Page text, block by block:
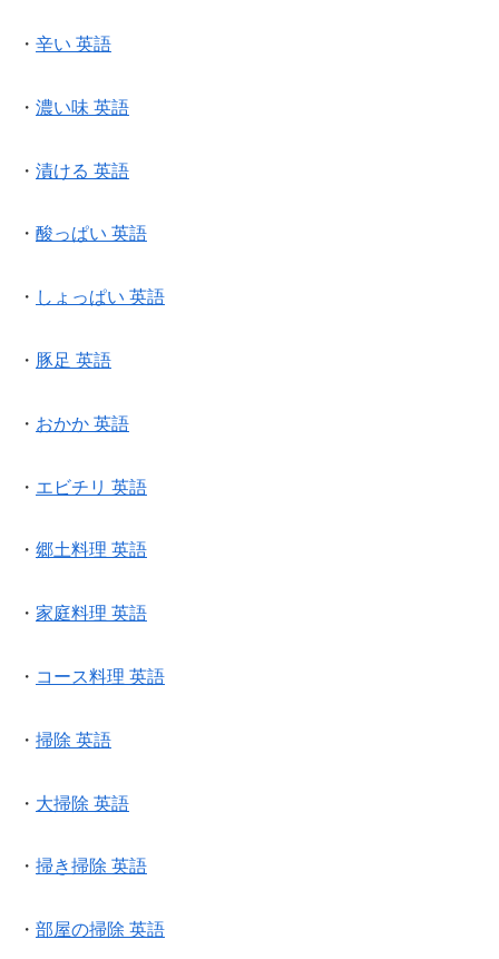
・ 辛い 英語
・ 濃い味 英語
・ 漬ける 英語
・ 酸っぱい 英語
・ しょっぱい 英語
・ 豚足 英語
・ おかか 英語
・ エビチリ 英語
・ 郷土料理 英語
・ 家庭料理 英語
・ コース料理 英語
・ 掃除 英語
・ 大掃除 英語
・ 掃き掃除 英語
・ 部屋の掃除 英語